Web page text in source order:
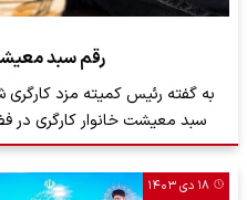
رقم سبد
به گفته رئیس کمیته مزد کارگری
سبد معیشت خانوار کارگری
۱۸ دی ۱۴۰۳